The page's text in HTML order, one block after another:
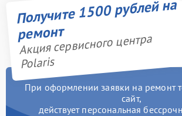
Получите 1500 рублей на
ремонт
Акция сервисного центра
Polaris
При оформлении заявки на ремонт
сайт,
действует персональная